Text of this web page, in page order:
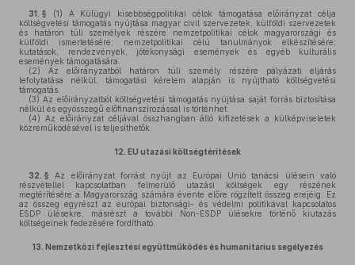
31. § (1) A Külügyi kisebbségpolitikai célok támogatása előirányzat célja
költségvetési támogatás nyújtása magyar civil szervezetek, külföldi szervezetek
és határon túli személyek részére nemzetpolitikai célok magyarországi és
külföldi ismertetésére; nemzetpolitikai célú tanulmányok elkészítésére;
kutatások, rendezvények, jótékonysági események és egyéb kulturális
események támogatására.
(2) Az előirányzatból határon túli személy részére pályázati eljárás
lefolytatása nélkül, támogatási kérelem alapján is nyújtható költségvetési
támogatás.
(3) Az előirányzatból költségvetési támogatás nyújtása saját forrás biztosítása
nélkül és egyösszegű előfinanszírozással is történhet.
(4) Az előirányzat céljával összhangban álló kifizetések a külképviseletek
közreműködésével is teljesíthetők.
12. EU utazási költségtérítések
32. § Az előirányzat forrást nyújt az Európai Unió tanácsi ülésein való
részvétellel kapcsolatban felmerülő utazási költségek egy részének
megtérítésére a Magyarország számára évente előre rögzített összeg erejéig. Ez
az összeg egyrészt az európai biztonsági- és védelmi politikával kapcsolatos
ESDP ülésekre, másrészt a további Non-ESDP ülésekre történő kiutazás
költségeinek fedezésére fordítható.
13. Nemzetközi fejlesztési együttműködés és humanitárius segélyezés